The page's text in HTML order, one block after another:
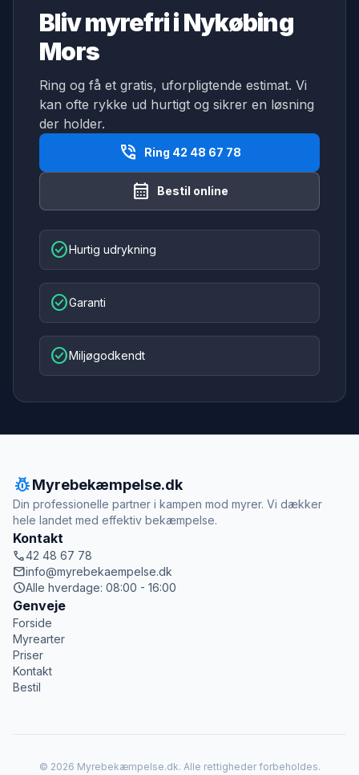
Bliv myrefri i Nykøbing
Mors
Ring og få et gratis, uforpligtende estimat. Vi
kan ofte rykke ud hurtigt og sikrer en løsning
der holder.
phone_in_talk Ring 42 48 67 78
calendar_month Bestil online
check_circleHurtig udrykning
check_circleGaranti
check_circleMiljøgodkendt
pest_controlMyrebekæmpelse.dk
Din professionelle partner i kampen mod myrer. Vi dækker
hele landet med effektiv bekæmpelse.
Kontakt
call42 48 67 78
mailinfo@myrebekaempelse.dk
scheduleAlle hverdage: 08:00 - 16:00
Genveje
Forside
Myrearter
Priser
Kontakt
Bestil
© 2026 Myrebekæmpelse.dk. Alle rettigheder forbeholdes.